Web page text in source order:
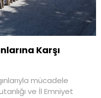
Karşı
mücadele
ve İl Emniyet